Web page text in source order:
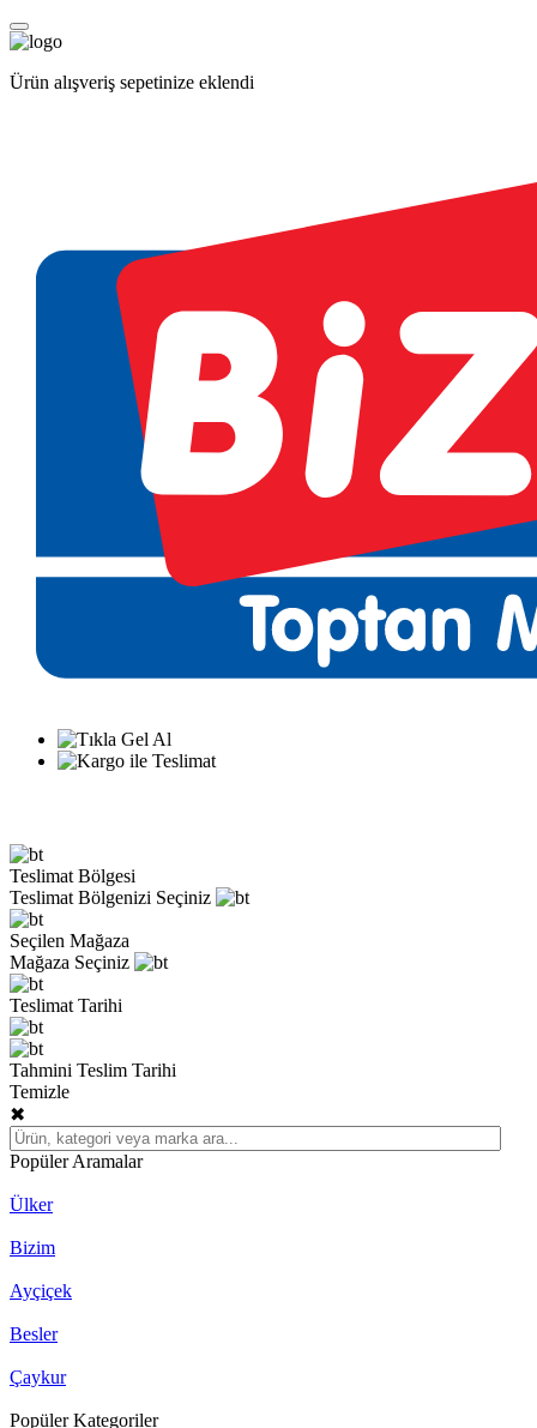
Ürün alışveriş sepetinize eklendi
Teslimat Bölgesi
Teslimat Bölgenizi Seçiniz
Seçilen Mağaza
Mağaza Seçiniz
Teslimat Tarihi
Tahmini Teslim Tarihi
Temizle
✖
Popüler Aramalar
Ülker
Bizim
Ayçiçek
Besler
Çaykur
Popüler Kategoriler